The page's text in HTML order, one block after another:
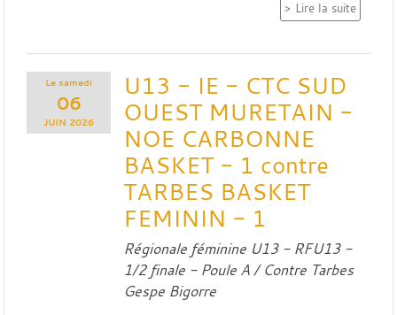
Lire la suite
Lesamedi
06
JUIN 2026
U13 - IE - CTC SUD
OUEST MURETAIN -
NOE CARBONNE
BASKET - 1 contre
TARBES BASKET
FEMININ - 1
Régionale féminine U13 - RFU13 -
1/2 finale - Poule A / Contre Tarbes
Gespe Bigorre